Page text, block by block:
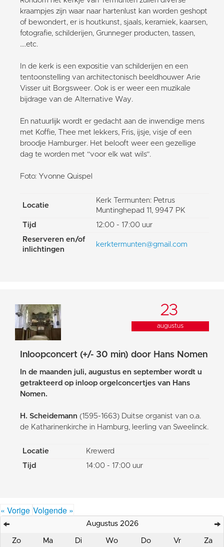
kraampjes zijn waar naar hartenlust kan worden geshopt
of bewondert, er is houtkunst, sjaals, keramiek, kaarsen,
fotografie, schilderijen, Grunneger producten, tassen,
….etc.
In de kerk is een expositie van schilderijen en een
tentoonstelling van architectonisch beeldhouwer Arie
Visser uit Borgsweer. Ook is er weer een muzikale
bijdrage van de Alternative Way.
En natuurlijk wordt er gedacht aan de inwendige mens
met Koffie, Thee met lekkers, Fris, ijsje, visje of een
broodje Hamburger. Het belooft weer een gezellige
dag te worden met “voor elk wat wils”.
Foto: Yvonne Quispel
Locatie
Kerk Termunten: Petrus
Muntinghepad 11, 9947 PK
Tijd
12:00 - 17:00 uur
Reserveren en/of
inlichtingen
kerktermunten@gmail.com
23
augustus
Inloopconcert (+/- 30 min) door Hans Nomen
In de maanden juli, augustus en september wordt u
getrakteerd op inloop orgelconcertjes van Hans
Nomen.
H. Scheidemann (1595-1663) Duitse organist van o.a.
de Katharinenkirche in Hamburg, leerling van Sweelinck.
Locatie
Krewerd
Tijd
14:00 - 17:00 uur
« Vorige Volgende »
Augustus 2026
Zo Ma Di Wo Do Vr Za